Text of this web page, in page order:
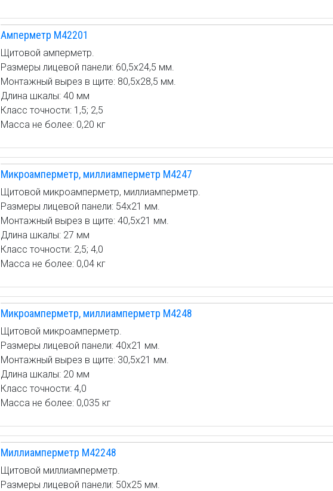
оборудование для
автоматизации.
Котельная автоматика
Газоаналитические
приборы
Измерение расхода,
тепла
параметров
окружающей среды
Приборы
автоматизации ОВЕН,
MEYERTEC
Электрооборудование
Амперметр М42201
Щитовой амперметр.
Размеры лицевой панели: 60,5х24,5 мм.
Монтажный вырез в щите: 80,5х28,5 мм.
Длина шкалы: 40 мм
Класс точности: 1,5; 2,5
Масса не более: 0,20 кг
Микроамперметр, миллиамперметр М4247
Щитовой микроамперметр, миллиамперметр.
Размеры лицевой панели: 54х21 мм.
Монтажный вырез в щите: 40,5х21 мм.
Длина шкалы: 27 мм
Класс точности: 2,5; 4,0
Масса не более: 0,04 кг
Микроамперметр, миллиамперметр М4248
Щитовой микроамперметр.
Размеры лицевой панели: 40х21 мм.
Монтажный вырез в щите: 30,5х21 мм.
Длина шкалы: 20 мм
Класс точности: 4,0
Масса не более: 0,035 кг
Миллиамперметр М42248
Щитовой миллиамперметр.
Размеры лицевой панели: 50х25 мм.